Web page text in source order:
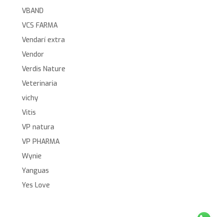
VBAND
VCS FARMA
Vendarí extra
Vendor
Verdis Nature
Veterinaria
vichy
Vitis
VP natura
VP PHARMA
Wynie
Yanguas
Yes Love